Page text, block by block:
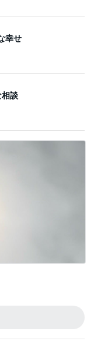
幸せ
相談